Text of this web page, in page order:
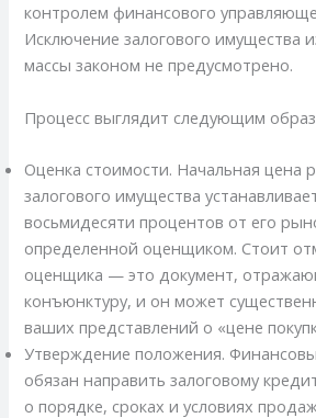
контролем финансового
Исключение залогового имущества
массы законом не предусмотрено.
Процесс выглядит следующим
Оценка стоимости. Начальная цена
залогового имущества
восьмидесяти процентов от его
определенной оценщиком. Стоит
оценщика — это документ,
конъюнктуру, и он может
ваших представлений о «цене
Утверждение положения.
обязан направить залоговому
о порядке, сроках и условиях